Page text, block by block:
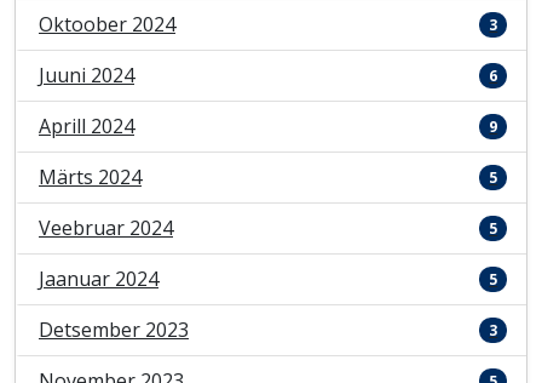
Oktoober 2024 3
Juuni 2024 6
Aprill 2024 9
Märts 2024 5
Veebruar 2024 5
Jaanuar 2024 5
Detsember 2023 3